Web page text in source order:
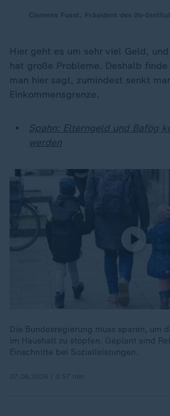
Hier geht es um sehr viel Geld,
hat große Probleme. Deshalb
man hier sagt, zumindest senkt
Einkommensgrenze.
Spahn: Elterngeld und Bafög
werden
Die Bundesregierung muss sparen, um
im Haushalt zu stopfen. Geplant sind
Einschnitte bei Sozialleistungen.